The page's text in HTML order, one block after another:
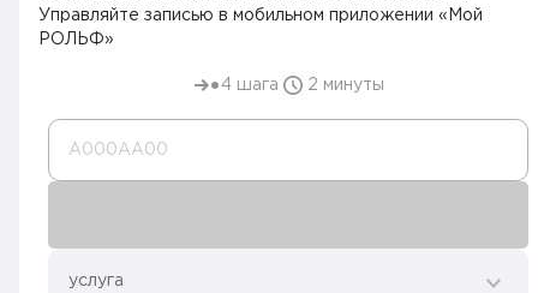
Управляйте записью в мобильном приложении «Мой
РОЛЬФ»
4 шага 2 минуты
А000AA00
услуга